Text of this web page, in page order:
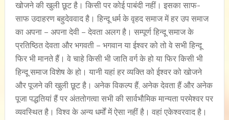
खोजने की खुली छूट है। किसी पर कोई पाबंदी नहीं। इसका साफ-
साफ उदाहरण बहुदेववाद है। हिन्दू धर्म के वृहद समाज में हर उप समाज
का अपना – अपना देवी – देवता अलग है। सम्पूर्ण हिन्दू समाज के
प्रतिष्ठित देवता और भगवती – भगवान या ईश्वर को तो वे सभी हिन्दू
फिर भी मानते हैं। वे चाहे किसी भी जाति वर्ग के हो या फिर किसी भी
हिन्दू समाज विशेष के हो। यानी यहां हर व्यक्ति को ईश्वर को खोजने
और पूजने की खुली छूट है। अनेक विकल्प हैं, अनेक देवता हैं और अनेक
पूजा पद्धतियां हैं पर अंततोगत्वा सभी की सार्वभौमिक मान्यता परमेश्वर पर
व्यवस्थित है। विश्व के अन्य धर्मों में ऐसा नहीं है। वहां एकेश्वरवाद है।